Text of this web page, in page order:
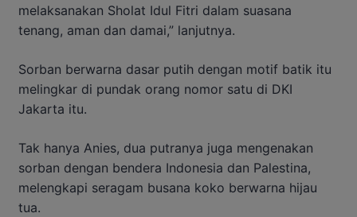
melaksanakan Sholat Idul Fitri dalam suasana
tenang, aman dan damai,” lanjutnya.
Sorban berwarna dasar putih dengan motif batik itu
melingkar di pundak orang nomor satu di DKI
Jakarta itu.
Tak hanya Anies, dua putranya juga mengenakan
sorban dengan bendera Indonesia dan Palestina,
melengkapi seragam busana koko berwarna hijau
tua.